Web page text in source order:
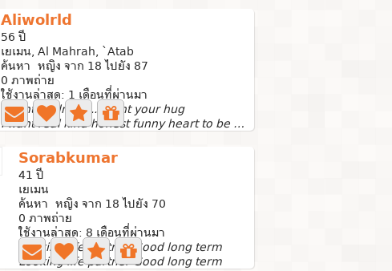
Aliwolrld
56 ปี
เยเมน, Al Mahrah, `Atab
ค้นหา หญิง จาก 18 ไปยัง 87
0 ภาพถ่าย
ใช้งานล่าสุด: 1 เดือนที่ผ่านมา
I want soulmate..i want your hug
I want real kind honest funny heart to be as soulmate and...
Sorabkumar
41 ปี
เยเมน
ค้นหา หญิง จาก 18 ไปยัง 70
0 ภาพถ่าย
ใช้งานล่าสุด: 8 เดือนที่ผ่านมา
Looking life partner Good long term
Looking life partner Good long term